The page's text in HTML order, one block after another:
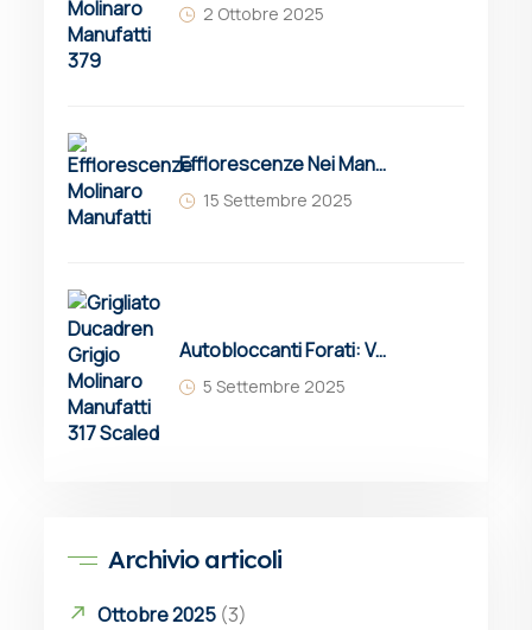
2 Ottobre 2025
Efflorescenze Nei Manufatti In Cemento: Cause, Prevenzione E Soluzioni
15 Settembre 2025
Autobloccanti Forati: Vantaggi, Applicazioni E Grigliati Erbosi Drenanti Molinaro
5 Settembre 2025
Archivio articoli
Ottobre 2025 (3)